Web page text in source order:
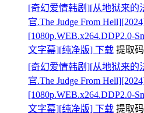
[奇幻爱情韩剧][从地狱来的
官.The Judge From
[1080p.WEB.x264.DDP2.0-
文字幕][纯净版] 下载 提取码
[奇幻爱情韩剧][从地狱来的
官.The Judge From
[1080p.WEB.x264.DDP2.0-
文字幕][纯净版] 下载 提取码